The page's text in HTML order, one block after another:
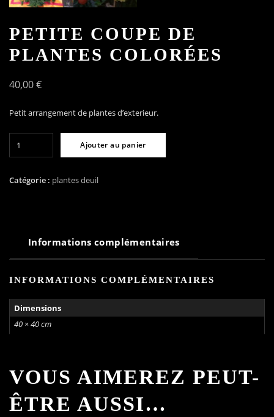
PETITE COUPE DE
PLANTES COLORÉES
40,00€
Petit arrangement de plantes d’exterieur.
coupe
Ajouter au panier
Catégorie : plantes deuil
Informations complémentaires
INFORMATIONS COMPLÉMENTAIRES
Dimensions
40 × 40 cm
VOUS AIMEREZ PEUT-
ÊTRE AUSSI…